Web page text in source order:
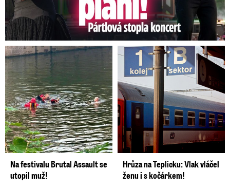
Na festivalu Brutal Assault se
utopil muž!
Hrůza na Teplicku: Vlak vláčel
ženu i s kočárkem!